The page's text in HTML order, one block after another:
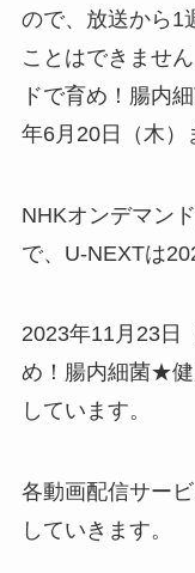
ので、放送から1
ことはできませ
ドで育め！腸内
年6月20日（木）
NHKオンデマン
で、U-NEXTは
2023年11月23日
め！腸内細菌★健
しています。
各動画配信サー
していきます。